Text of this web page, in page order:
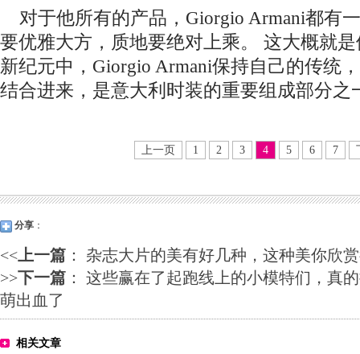
对于他所有的产品，Giorgio Armani都有
要优雅大方，质地要绝对上乘。 这大概就
新纪元中，Giorgio Armani保持自己的传统
结合进来，是意大利时装的重要组成部分之
上一页 1 2 3 4 5 6 7
分享 ：
<<上一篇 ： 杂志大片的美有好几种，这种美你欣
>>下一篇 ： 这些赢在了起跑线上的小模特们，真
萌出血了
相关文章